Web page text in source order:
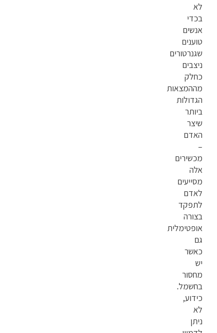
לא
בכדי
אנשים
טוענים
שגנרטורים
ניצבים
כחלק
מההמצאות
הגדולות
ביותר
שיצר
האדם
–
מכשירים
אלה
מסייעים
לאדם
לתפקד
בצורה
אופטימלית
גם
כאשר
יש
מחסור
בחשמל.
כידוע,
לא
ניתן